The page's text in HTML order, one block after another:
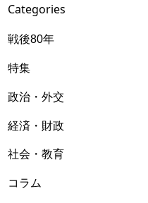
Categories
戦後80年
特集
政治・外交
経済・財政
社会・教育
コラム